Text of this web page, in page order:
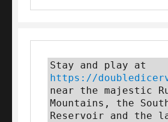
https://
near the majestic
Mountains, the
Reservoir and the